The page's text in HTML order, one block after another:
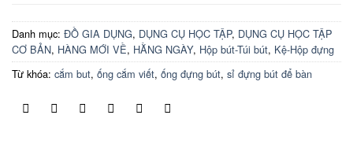
Danh mục: ĐỒ GIA DỤNG, DỤNG CỤ HỌC TẬP, DỤNG CỤ HỌC TẬP
CƠ BẢN, HÀNG MỚI VỀ, HẰNG NGÀY, Hộp bút-Túi bút, Kệ-Hộp đựng
Từ khóa: cắm but, ống cắm viết, ống đựng bút, sỉ đựng bút để bàn